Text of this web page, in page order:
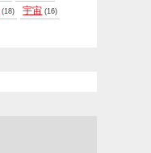
(18) 宇宙 (16)